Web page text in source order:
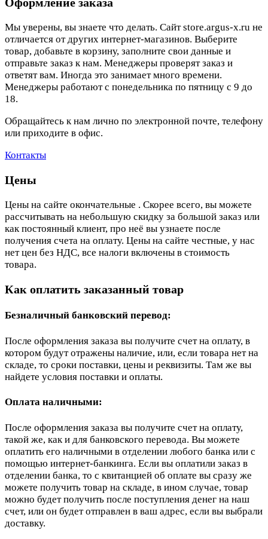
Мы уверены, вы знаете что делать. Сайт store.argus-x.ru не
отличается от других интернет-магазинов. Выберите
товар, добавьте в корзину, заполните свои данные и
отправьте заказ к нам. Менеджеры проверят заказ и
ответят вам. Иногда это занимает много времени.
Менеджеры работают с понедельника по пятницу с 9 до
18.
Обращайтесь к нам лично по электронной почте, телефону
или приходите в офис.
Контакты
Цены
Цены на сайте окончательные . Скорее всего, вы можете
рассчитывать на небольшую скидку за большой заказ или
как постоянный клиент, про неё вы узнаете после
получения счета на оплату. Цены на сайте честные, у нас
нет цен без НДС, все налоги включены в стоимость
товара.
Как оплатить заказанный товар
Безналичный банковский перевод:
После оформления заказа вы получите счет на оплату, в
котором будут отражены наличие, или, если товара нет на
складе, то сроки поставки, цены и реквизиты. Там же вы
найдете условия поставки и оплаты.
Оплата наличными:
После оформления заказа вы получите счет на оплату,
такой же, как и для банковского перевода. Вы можете
оплатить его наличными в отделении любого банка или с
помощью интернет-банкинга. Если вы оплатили заказ в
отделении банка, то с квитанцией об оплате вы сразу же
можете получить товар на складе, в ином случае, товар
можно будет получить после поступления денег на наш
счет, или он будет отправлен в ваш адрес, если вы выбрали
доставку.